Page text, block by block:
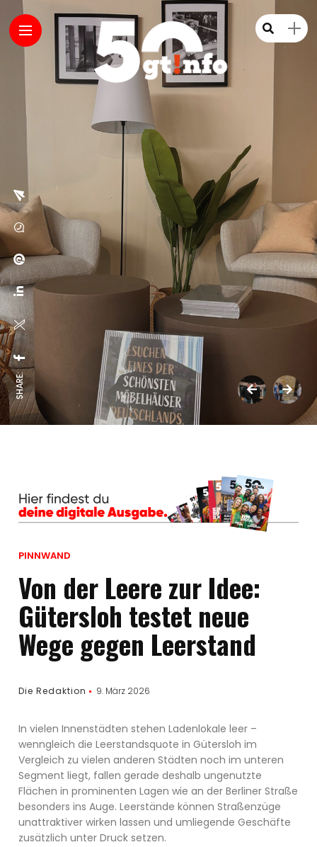
SHARE:
PINNWAND
Von der Leere zur Idee:
Gütersloh testet neue
Wege gegen Leerstand
Die Redaktion 9. März 2026
In vielen Innenstädten stehen Ladenlokale leer –
wenngleich die Leerstandsquote in Gütersloh im
Vergleich zu vielen anderen Städten noch im unteren
Segment liegt, fallen gerade deshalb ungenutzte
Flächen in prominenten Lagen wie an der Berliner Straße
besonders ins Auge. Leerstände können Straßenzüge
unattraktiver wirken lassen und umliegende Geschäfte
zusätzlich unter Druck setzen.